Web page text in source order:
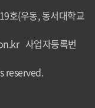
호(우동, 동서대학교
사업자등록번
reserved.